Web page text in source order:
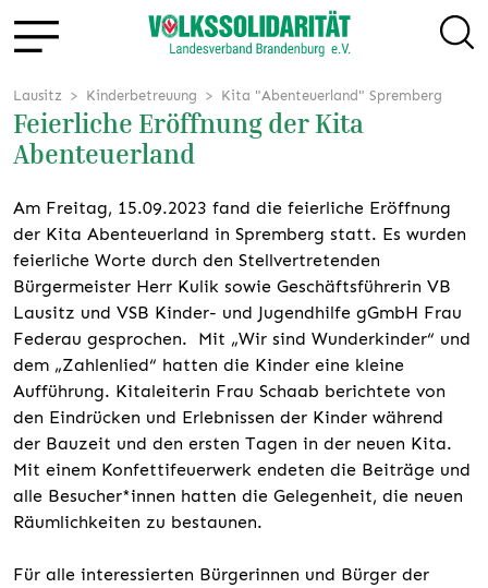
Lausitz Kinderbetreuung Kita "Abenteuerland" Spremberg
Feierliche Eröffnung der Kita
Abenteuerland
Am Freitag, 15.09.2023 fand die feierliche Eröffnung
der Kita Abenteuerland in Spremberg statt. Es wurden
feierliche Worte durch den Stellvertretenden
Bürgermeister Herr Kulik sowie Geschäftsführerin VB
Lausitz und VSB Kinder- und Jugendhilfe gGmbH Frau
Federau gesprochen. Mit „Wir sind Wunderkinder“ und
dem „Zahlenlied“ hatten die Kinder eine kleine
Aufführung. Kitaleiterin Frau Schaab berichtete von
den Eindrücken und Erlebnissen der Kinder während
der Bauzeit und den ersten Tagen in der neuen Kita.
Mit einem Konfettifeuerwerk endeten die Beiträge und
alle Besucher*innen hatten die Gelegenheit, die neuen
Räumlichkeiten zu bestaunen.
Für alle interessierten Bürgerinnen und Bürger der